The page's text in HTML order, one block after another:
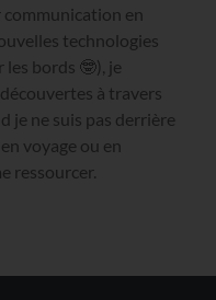
communication en
technologies
les bords 🤓), je
à travers
je ne suis pas derrière
voyage ou en
ressourcer.